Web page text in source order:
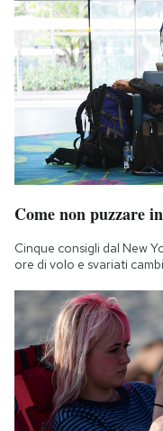
Notifiche mobile
Regala il Post
Hai bisogno di
Esci
Come non puzzare
Cinque consigli dal New
ore di volo e svariati